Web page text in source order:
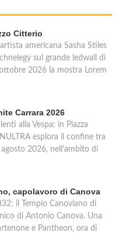
Citterio
americana Sasha Stiles
sul grande ledwall di
2026 la mostra Lorem
Carrara 2026
alla Vespa: in Piazza
esplora il confine tra
2026, nell'ambito di
capolavoro di Canova
il Tempio Canoviano di
di Antonio Canova. Una
e Pantheon, ora di